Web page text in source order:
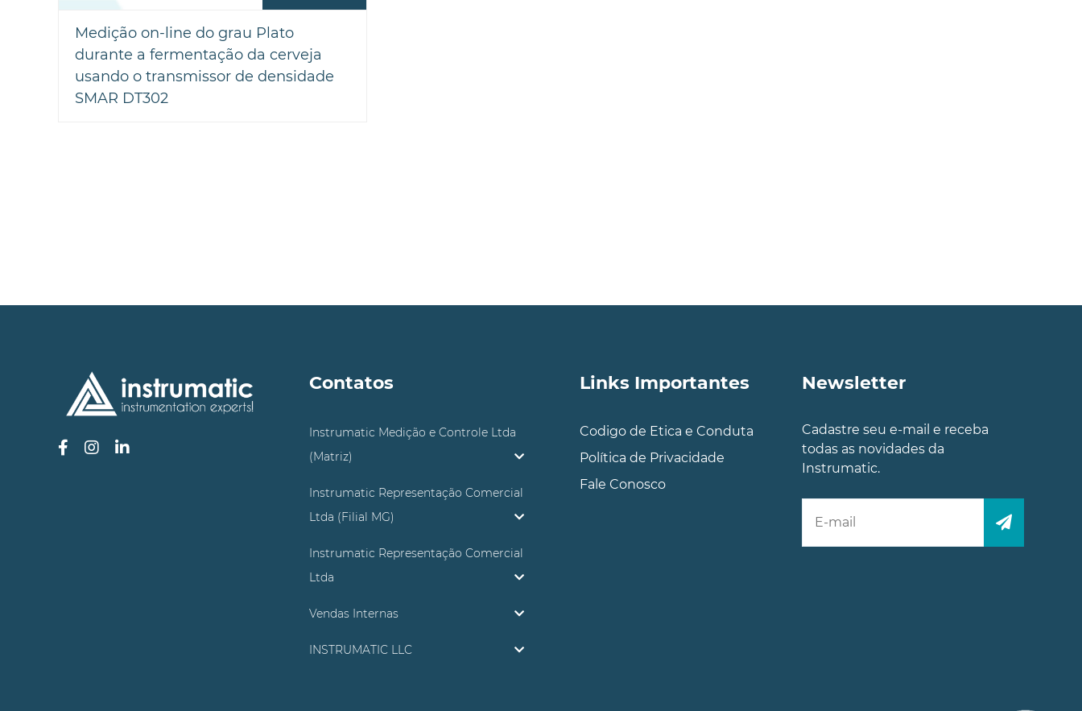
Medição on-line do grau Plato
durante a fermentação da cerveja
usando o transmissor de densidade
SMAR DT302
Contatos
Instrumatic Medição e Controle Ltda
(Matriz)
Instrumatic Representação Comercial
Ltda (Filial MG)
Instrumatic Representação Comercial
Ltda
Vendas Internas
INSTRUMATIC LLC
Links Importantes
Codigo de Etica e Conduta
Política de Privacidade
Fale Conosco
Newsletter
Cadastre seu e-mail e receba
todas as novidades da
Instrumatic.